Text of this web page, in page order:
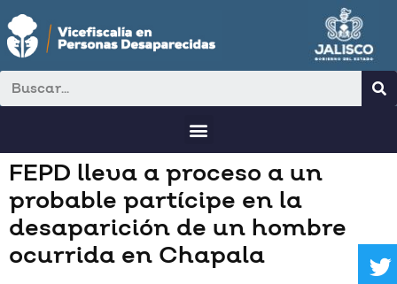
FEPD lleva a proceso a un
probable partícipe en la
desaparición de un hombre
ocurrida en Chapala